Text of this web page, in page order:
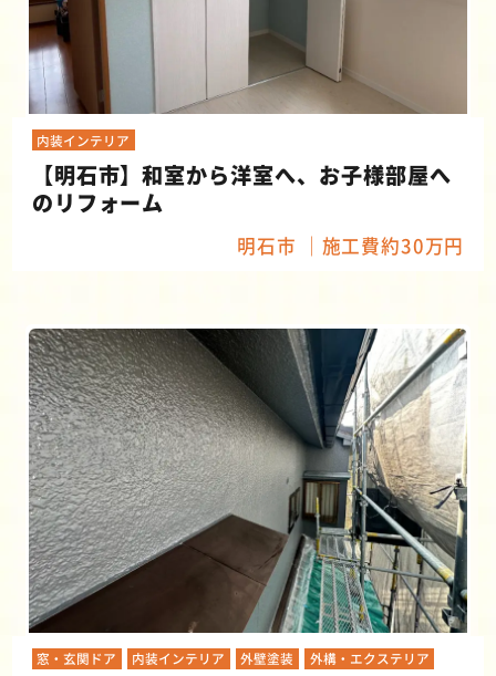
内装インテリア
【明石市】和室から洋室へ、お子様部屋へ
のリフォーム
明石市 施工費約30万円
窓・玄関ドア 内装インテリア 外壁塗装 外構・エクステリア